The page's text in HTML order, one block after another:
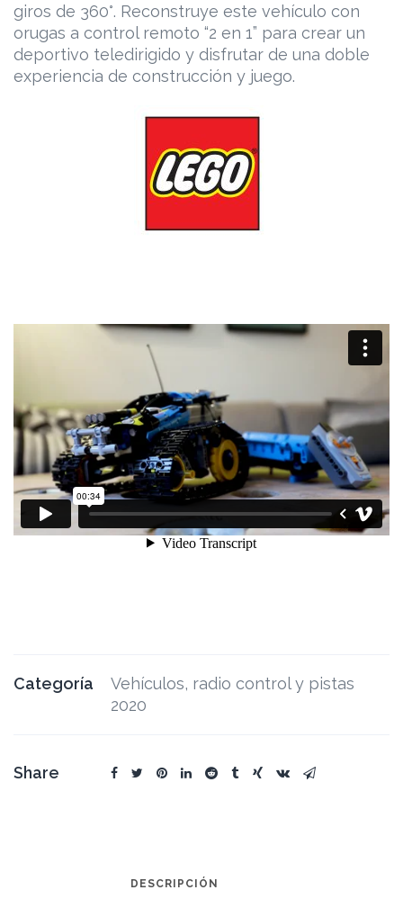
giros de 360°. Reconstruye este vehículo con
orugas a control remoto “2 en 1” para crear un
deportivo teledirigido y disfrutar de una doble
experiencia de construcción y juego.
Categoría
Vehículos, radio control y pistas
2020
Share
DESCRIPCIÓN